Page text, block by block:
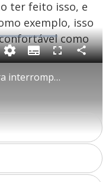
ter feito isso, e
exemplo, isso
como
Trump alerta Israel para interromper ataques à infraestrutura de energia do Irã
S
u
b
i
t
F
l
C
o